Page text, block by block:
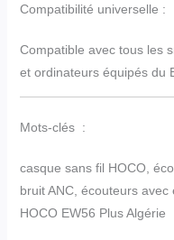
Compatibilité universelle :
Compatible avec tous les
et ordinateurs équipés du
Mots-clés :
casque sans fil HOCO,
bruit ANC, écouteurs
HOCO EW56 Plus Algérie